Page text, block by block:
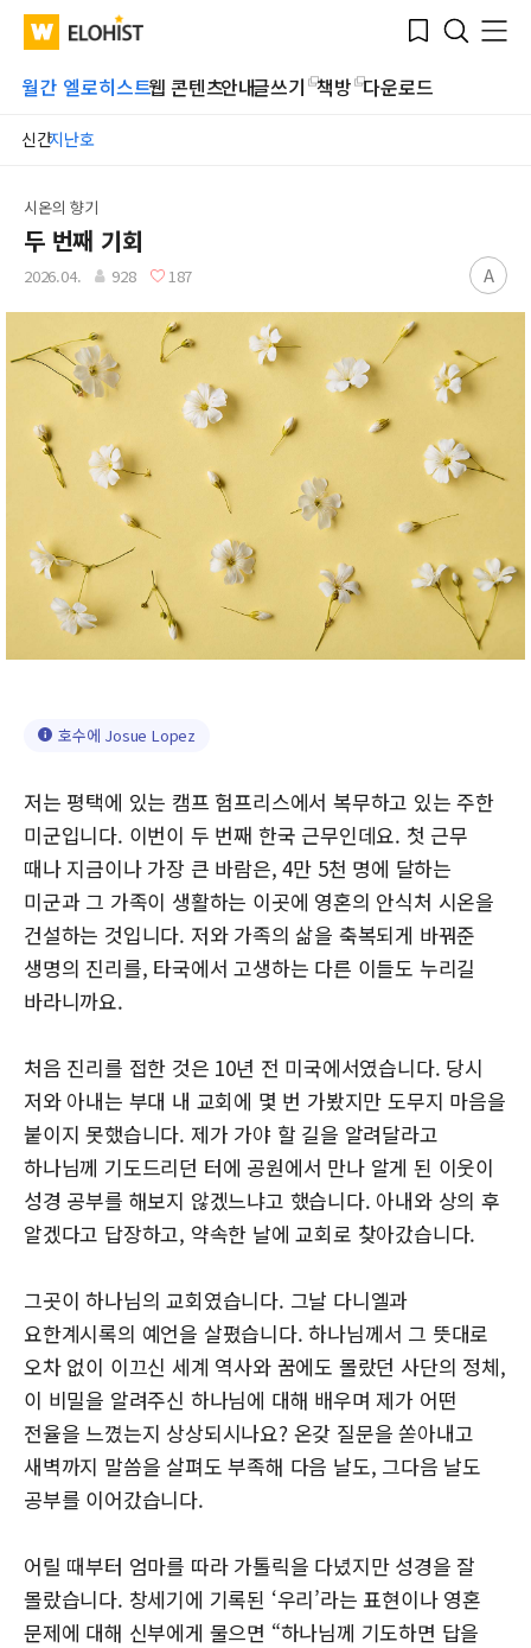
WATV Elohist-
Home
Bookmark
Search
Menu
월간 엘로히스트웹 콘텐츠안내글쓰기 책방 다운로드
신간지난호
Submit
시온의 향기
두 번째 기회
2026.04. 928 187 A
호수에 Josue Lopez
저는 평택에 있는 캠프 험프리스에서 복무하고 있는 주한
미군입니다. 이번이 두 번째 한국 근무인데요. 첫 근무
때나 지금이나 가장 큰 바람은, 4만 5천 명에 달하는
미군과 그 가족이 생활하는 이곳에 영혼의 안식처 시온을
건설하는 것입니다. 저와 가족의 삶을 축복되게 바꿔준
생명의 진리를, 타국에서 고생하는 다른 이들도 누리길
바라니까요.
처음 진리를 접한 것은 10년 전 미국에서였습니다. 당시
저와 아내는 부대 내 교회에 몇 번 가봤지만 도무지 마음을
붙이지 못했습니다. 제가 가야 할 길을 알려달라고
하나님께 기도드리던 터에 공원에서 만나 알게 된 이웃이
성경 공부를 해보지 않겠느냐고 했습니다. 아내와 상의 후
알겠다고 답장하고, 약속한 날에 교회로 찾아갔습니다.
그곳이 하나님의 교회였습니다. 그날 다니엘과
요한계시록의 예언을 살폈습니다. 하나님께서 그 뜻대로
오차 없이 이끄신 세계 역사와 꿈에도 몰랐던 사단의 정체,
이 비밀을 알려주신 하나님에 대해 배우며 제가 어떤
전율을 느꼈는지 상상되시나요? 온갖 질문을 쏟아내고
새벽까지 말씀을 살펴도 부족해 다음 날도, 그다음 날도
공부를 이어갔습니다.
어릴 때부터 엄마를 따라 가톨릭을 다녔지만 성경을 잘
몰랐습니다. 창세기에 기록된 ‘우리’라는 표현이나 영혼
문제에 대해 신부에게 물으면 “하나님께 기도하면 답을